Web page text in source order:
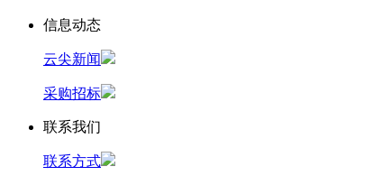
信息动态
云尖新闻
采购招标
联系我们
联系方式